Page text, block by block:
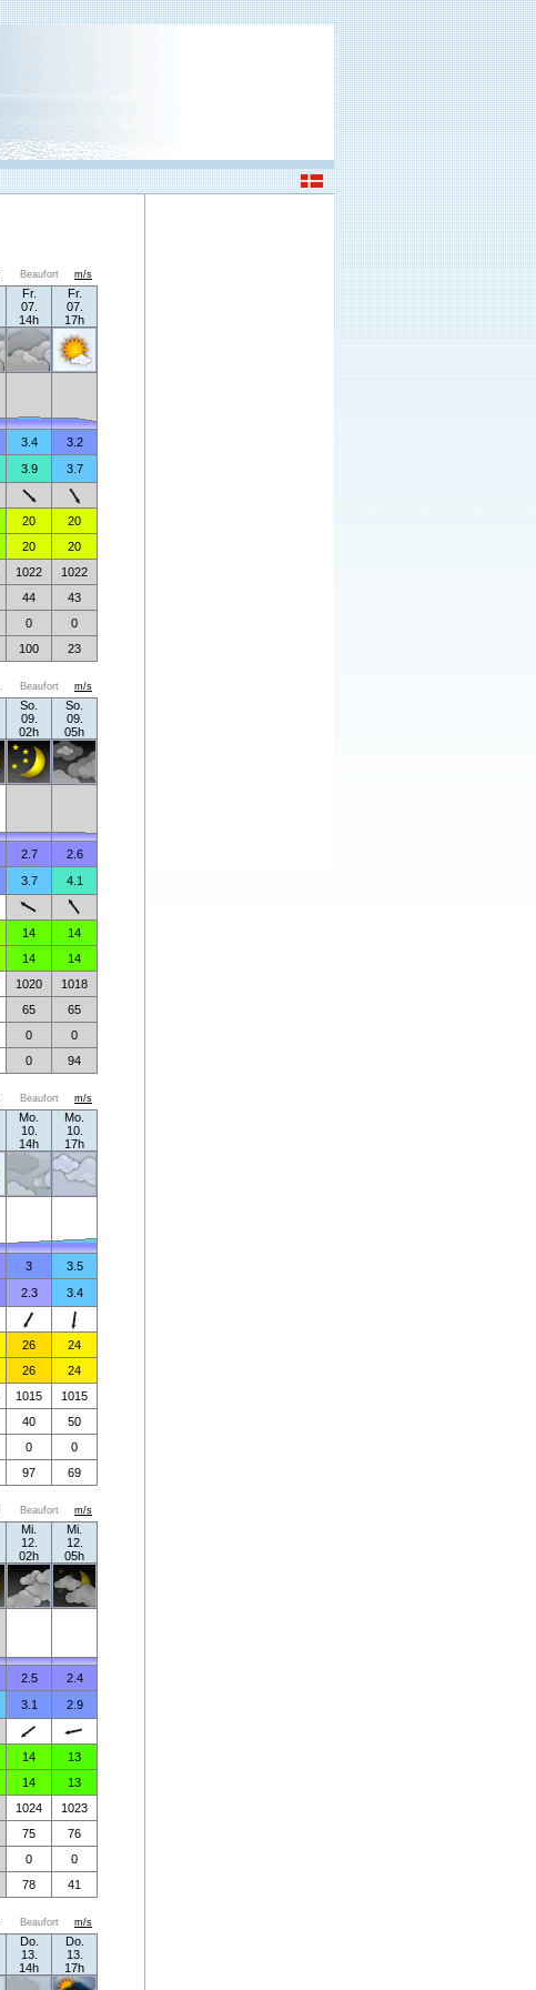
Beaufort m/s
Fr.
07.
14h
Fr.
07.
17h
3.4
3.2
3.9
3.7
20
20
20
20
1022
1022
44
43
0
0
100 23
Beaufort m/s
So.
09.
02h
So.
09.
05h
2.7
2.6
3.7
4.1
14
14
14
14
1020
1018
65
65
0
0
0 94
Beaufort m/s
Mo.
10.
14h
Mo.
10.
17h
3
3.5
2.3
3.4
26
24
26
24
1015
1015
40
50
0
0
97 69
Beaufort m/s
Mi.
12.
02h
Mi.
12.
05h
2.5
2.4
3.1
2.9
14
13
14
13
1024
1023
75
76
0
0
78 41
Beaufort m/s
Do.
13.
14h
Do.
13.
17h